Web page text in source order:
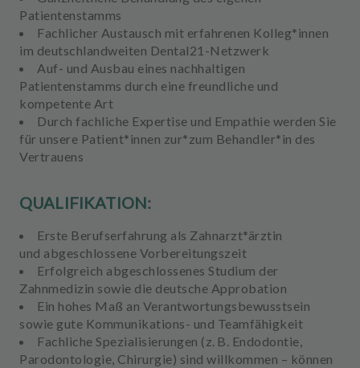
Patientenstamms
Fachlicher Austausch mit erfahrenen Kolleg*innen
im deutschlandweiten Dental21-Netzwerk
Auf- und Ausbau eines nachhaltigen
Patientenstamms durch eine freundliche und
kompetente Art
Durch fachliche Expertise und Empathie werden Sie
für unsere Patient*innen zur*zum Behandler*in des
Vertrauens
QUALIFIKATION:
Erste Berufserfahrung als Zahnarzt*ärztin
und abgeschlossene Vorbereitungszeit
Erfolgreich abgeschlossenes Studium der
Zahnmedizin sowie die deutsche Approbation
Ein hohes Maß an Verantwortungsbewusstsein
sowie gute Kommunikations- und Teamfähigkeit
Fachliche Spezialisierungen (z. B. Endodontie,
Parodontologie, Chirurgie) sind willkommen – können